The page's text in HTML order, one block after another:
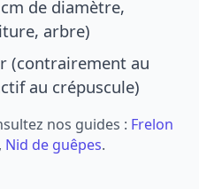
de diamètre,
arbre)
(contrairement au
au crépuscule)
nos guides : Frelon
, Nid de guêpes.